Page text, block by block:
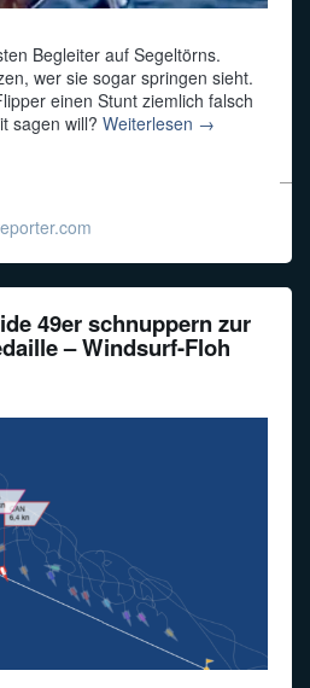
Begleiter auf Segeltörns.
wer sie sogar springen sieht.
einen Stunt ziemlich falsch
sagen will? Weiterlesen →
49er schnuppern zur
– Windsurf-Floh